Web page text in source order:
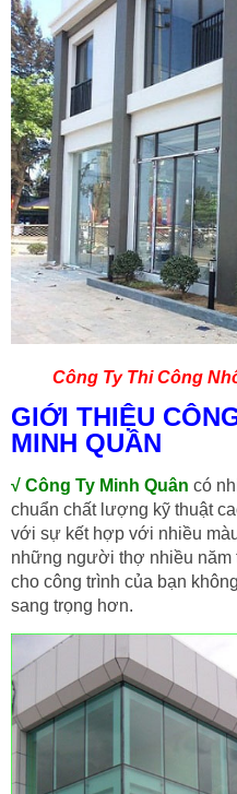
Công Ty Thi Công
GIỚI THIỆU
MINH QUÂN
√ Công Ty Minh Quân có
chuẩn chất lượng kỹ thuật
với sự kết hợp với nhiều
những người thợ nhiều năm
cho công trình của bạn
sang trọng hơn.